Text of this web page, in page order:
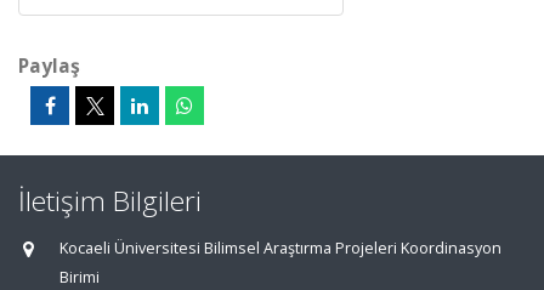
Paylaş
İletişim Bilgileri
Kocaeli Üniversitesi Bilimsel Araştırma Projeleri Koordinasyon
Birimi